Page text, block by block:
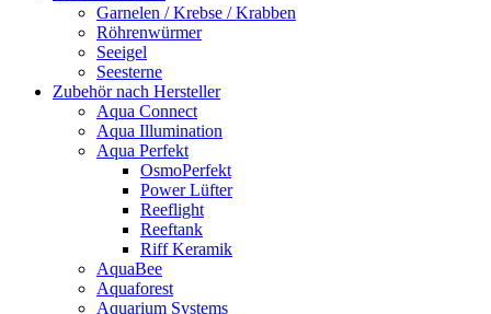
Garnelen / Krebse / Krabben
Röhrenwürmer
Seeigel
Seesterne
Zubehör nach Hersteller
Aqua Connect
Aqua Illumination
Aqua Perfekt
OsmoPerfekt
Power Lüfter
Reeflight
Reeftank
Riff Keramik
AquaBee
Aquaforest
Aquarium Systems